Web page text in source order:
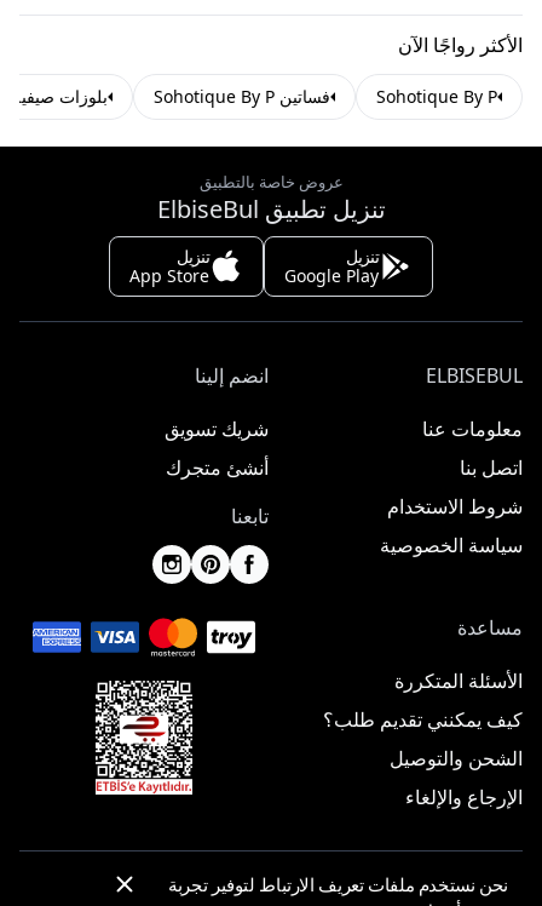
الأكثر رواجًا الآن
Sohotique By P فساتين Sohotique By P بلوزات صيفية
عروض خاصة بالتطبيق
تنزيل تطبيق ElbiseBul
تنزيل
Google Play
تنزيل
App Store
ELBISEBUL
معلومات عنا
اتصل بنا
شروط الاستخدام
سياسة الخصوصية
انضم إلينا
شريك تسويق
أنشئ متجرك
تابعنا
مساعدة
الأسئلة المتكررة
كيف يمكنني تقديم طلب؟
الشحن والتوصيل
الإرجاع والإلغاء
نحن نستخدم ملفات تعريف الارتباط لتوفير تجربة